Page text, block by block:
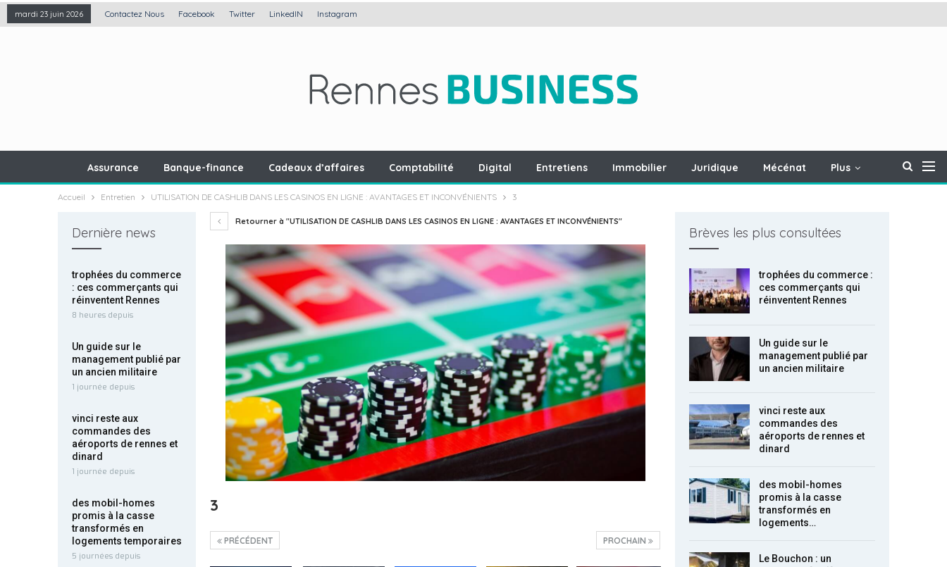
mardi 23 juin 2026 Contactez Nous Facebook Twitter LinkedIN Instagram
Assurance Banque-finance Cadeaux d’affaires Comptabilité Digital Entretiens Immobilier Juridique Mécénat Plus
Accueil Entretien UTILISATION DE CASHLIB DANS LES CASINOS EN LIGNE : AVANTAGES ET INCONVÉNIENTS 3
Retourner à "UTILISATION DE CASHLIB DANS LES CASINOS EN LIGNE : AVANTAGES ET INCONVÉNIENTS"
3
PROCHAIN
PRÉCÉDENT
Brèves les plus consultées
trophées du commerce :
ces commerçants qui
réinventent Rennes
Un guide sur le
management publié par
un ancien militaire
vinci reste aux
commandes des
aéroports de rennes et
dinard
des mobil-homes
promis à la casse
transformés en
logements…
Le Bouchon : un
Dernière news
trophées du commerce
: ces commerçants qui
réinventent Rennes
8 heures depuis
Un guide sur le
management publié par
un ancien militaire
1 journée depuis
vinci reste aux
commandes des
aéroports de rennes et
dinard
1 journée depuis
des mobil-homes
promis à la casse
transformés en
logements temporaires
5 journées depuis